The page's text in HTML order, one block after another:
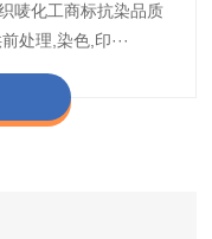
唛化工商标抗染品质
处理,染色,印···
唛商标、织带织带商
服务提供商,匠···
织造服装色差品质问
精湛的技术,科···
固色助剂,TJ-A622,TJ-
色剂加···
助剂TJ-A6588,湿摩擦
与应用,凭借丰···